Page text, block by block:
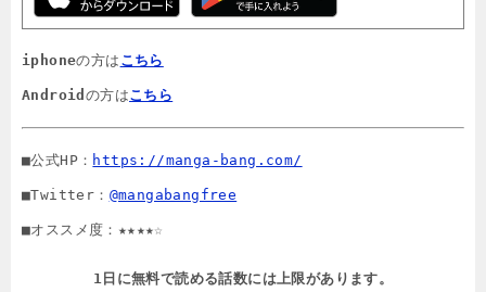
iphoneの方は こちら
Android の方はこちら
■公式HP： https://manga-bang.com/
■Twitter： @mangabangfree
■オススメ度：★★★★☆
1日に無料で読める話数には上限があります。